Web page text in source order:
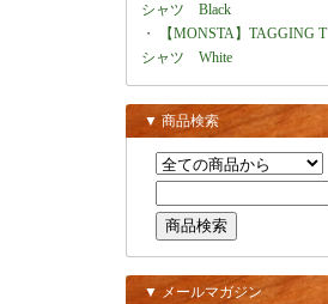
シャツ Black
・
【MONSTA】TAGGING T
シャツ White
▼ 商品検索
▼ メールマガジン